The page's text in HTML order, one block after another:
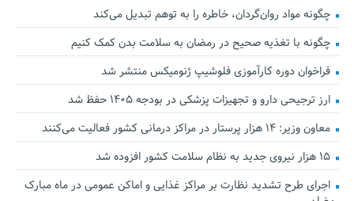
چگونه مواد روان‌گردان، خاطره را به توهم تبدیل می‌کند
چگونه با تغذیه صحیح در رمضان به سلامت بدن کمک کنیم
فراخوان دوره کارآموزی فلوشیپ ژنومیکس منتشر شد
ارز ترجیحی دارو و تجهیزات پزشکی در بودجه ۱۴۰۵ حفظ شد
معاون وزیر: ۱۴ هزار پرستار در مراکز درمانی کشور فعالیت می‌کنند
۱۵ هزار نیروی جدید به نظام سلامت کشور افزوده شد
اجرای طرح تشدید نظارت بر مراکز غذایی و اماکن عمومی در ماه مبارک